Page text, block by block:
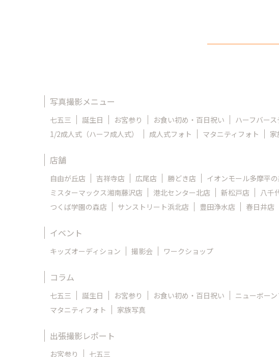
写真撮影メニュー
七五三 誕生日 お宮参り お食い初め・百日祝い ハーフバース
1/2成人式（ハーフ成人式）
成人式フォト マタニティフォト 家
店舗
自由が丘店 吉祥寺店 広尾店 勝どき店 イオンモール多摩平
ミスターマックス湘南藤沢店
港北センター北店 新松戸店 八千
つくば学園の森店
サンストリート浜北店 豊田浄水店 春日井店
イベント
キッズオーディション 撮影会 ワークショップ
コラム
七五三 誕生日 お宮参り お食い初め・百日祝い ニューボー
マタニティフォト
家族写真
出張撮影レポート
お宮参り 七五三